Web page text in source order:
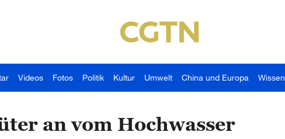
Videos Fotos Politik Kultur Umwelt China und Europa Wissen
an vom Hochwasser